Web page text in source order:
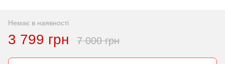
Немає в наявності
3 799 грн 7 000 грн